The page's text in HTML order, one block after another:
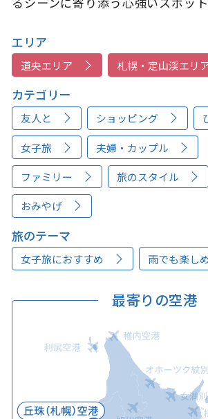
エリア
道央エリア 札幌・定山渓エリ
カテゴリー
友人と ショッピング
女子旅 夫婦・カップル
ファミリー 旅のスタイル
おみやげ
旅のテーマ
女子旅におすすめ 雨でも楽し
最寄りの空港